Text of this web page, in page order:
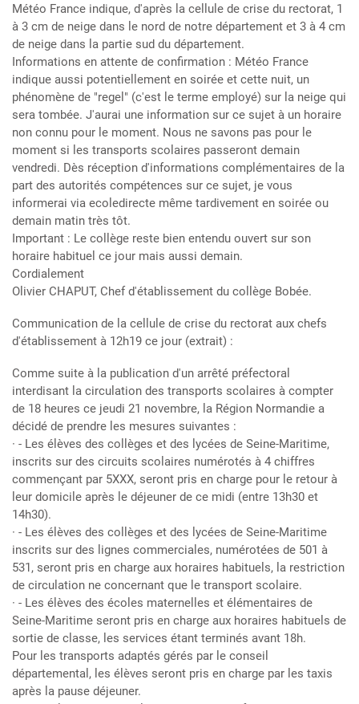
Météo France indique, d'après la cellule de crise du rectorat, 1
à 3 cm de neige dans le nord de notre département et 3 à 4 cm
de neige dans la partie sud du département.
Informations en attente de confirmation : Météo France
indique aussi potentiellement en soirée et cette nuit, un
phénomène de "regel" (c'est le terme employé) sur la neige qui
sera tombée. J'aurai une information sur ce sujet à un horaire
non connu pour le moment. Nous ne savons pas pour le
moment si les transports scolaires passeront demain
vendredi. Dès réception d'informations complémentaires de la
part des autorités compétences sur ce sujet, je vous
informerai via ecoledirecte même tardivement en soirée ou
demain matin très tôt.
Important : Le collège reste bien entendu ouvert sur son
horaire habituel ce jour mais aussi demain.
Cordialement
Olivier CHAPUT, Chef d'établissement du collège Bobée.
Communication de la cellule de crise du rectorat aux chefs
d'établissement à 12h19 ce jour (extrait) :
Comme suite à la publication d'un arrêté préfectoral
interdisant la circulation des transports scolaires à compter
de 18 heures ce jeudi 21 novembre, la Région Normandie a
décidé de prendre les mesures suivantes :
· - Les élèves des collèges et des lycées de Seine-Maritime,
inscrits sur des circuits scolaires numérotés à 4 chiffres
commençant par 5XXX, seront pris en charge pour le retour à
leur domicile après le déjeuner de ce midi (entre 13h30 et
14h30).
· - Les élèves des collèges et des lycées de Seine-Maritime
inscrits sur des lignes commerciales, numérotées de 501 à
531, seront pris en charge aux horaires habituels, la restriction
de circulation ne concernant que le transport scolaire.
· - Les élèves des écoles maternelles et élémentaires de
Seine-Maritime seront pris en charge aux horaires habituels de
sortie de classe, les services étant terminés avant 18h.
Pour les transports adaptés gérés par le conseil
départemental, les élèves seront pris en charge par les taxis
après la pause déjeuner.